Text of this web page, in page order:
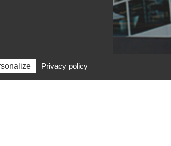
Privacy policy